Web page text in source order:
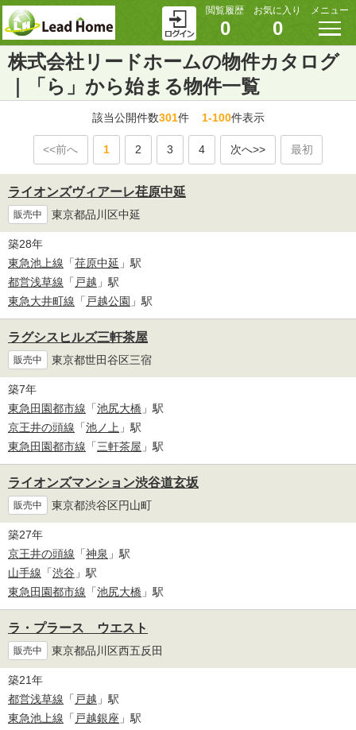
閲覧履歴
0
お気に入り
0
メニュー
株式会社リードホームの物件カタログ
｜「ら」から始まる物件一覧
該当公開件数301件1-100件表示
<<前へ 1 2 3 4 次へ>> 最初
ライオンズヴィアーレ荏原中延
販売中 東京都品川区中延
築28年
東急池上線 「荏原中延 」駅
都営浅草線 「 戸越 」駅
東急大井町線 「 戸越公園 」駅
ラグシスヒルズ三軒茶屋
販売中 東京都世田谷区三宿
築7年
東急田園都市線 「池尻大橋 」駅
京王井の頭線 「池ノ上 」駅
東急田園都市線 「三軒茶屋 」駅
ライオンズマンション渋谷道玄坂
販売中 東京都渋谷区円山町
築27年
京王井の頭線 「神泉 」駅
山手線 「渋谷 」駅
東急田園都市線 「池尻大橋 」駅
ラ・プラース ウエスト
販売中 東京都品川区西五反田
築21年
都営浅草線 「 戸越 」駅
東急池上線 「 戸越銀座 」駅